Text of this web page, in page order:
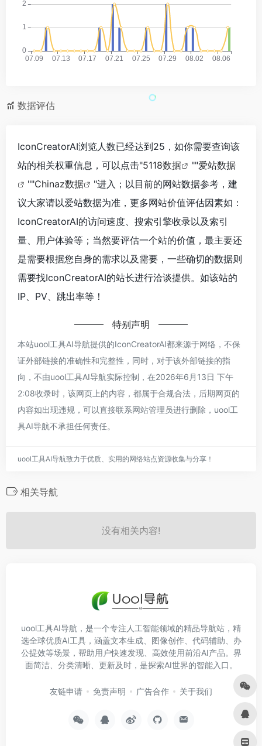
数据评估
IconCreatorAI浏览人数已经达到25，如你需要查询该
站的相关权重信息，可以点击"5118数据 ""爱站数据
""Chinaz数据
"进入；以目前的网站数据参考，建
议大家请以爱站数据为准，更多网站价值评估因素如：
IconCreatorAI的访问速度、搜索引擎收录以及索引
量、用户体验等；当然要评估一个站的价值，最主要还
是需要根据您自身的需求以及需要，一些确切的数据则
需要找IconCreatorAI的站长进行洽谈提供。如该站的
IP、PV、跳出率等！
特别声明
本站uool工具AI导航提供的IconCreatorAI都来源于网络，不保
证外部链接的准确性和完整性，同时，对于该外部链接的指
向，不由uool工具AI导航实际控制，在2026年6月13日 下午
2:08收录时，该网页上的内容，都属于合规合法，后期网页的
内容如出现违规，可以直接联系网站管理员进行删除，uool工
具AI导航不承担任何责任。
uool工具AI导航致力于优质、实用的网络站点资源收集与分享！
相关导航
没有相关内容!
uool工具AI导航，是一个专注人工智能领域的精品导航站，精
选全球优质AI工具，涵盖文本生成、图像创作、代码辅助、办
公提效等场景，帮助用户快速发现、高效使用前沿AI产品。界
面简洁、分类清晰、更新及时，是探索AI世界的智能入口。
友链申请 免责声明 广告合作 关于我们